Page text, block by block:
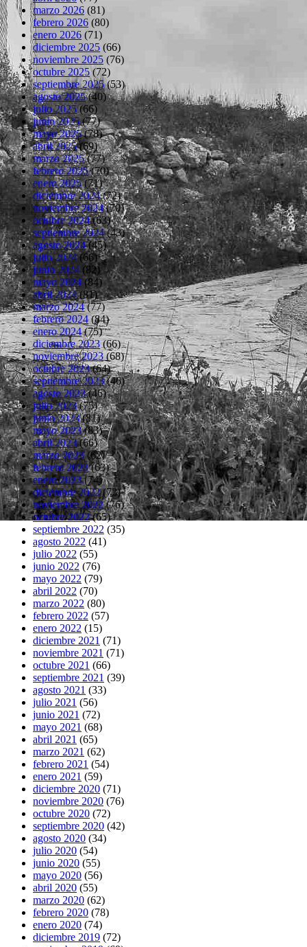
marzo 2026 (81)
febrero 2026 (80)
enero 2026 (71)
diciembre 2025 (66)
noviembre 2025 (76)
octubre 2025(72)
septiembre 2025(53)
agosto 2025(40)
julio 2025(66)
junio 2025(77)
mayo 2025(78)
abril 2025(69)
marzo 2025(77)
febrero 2025(70)
enero 2025(71)
diciembre 2024(72)
noviembre 2024(70)
octubre 2024(63)
septiembre 2024(43)
agosto 2024(45)
julio 2024(66)
junio 2024 (82)
mayo 2024 (84)
abril 2024(81)
marzo 2024(77)
febrero 2024(84)
enero 2024(75)
diciembre 2023(66)
noviembre 2023(68)
octubre 2023(64)
septiembre 2023(46)
agosto 2023(46)
julio 2023(75)
junio 2023(81)
mayo 2023(83)
abril 2023(66)
marzo 2023(62)
febrero 2023(63)
enero 2023(74)
diciembre 2022(73)
noviembre 2022(76)
octubre 2022(65)
septiembre 2022 (35)
agosto 2022 (41)
julio 2022 (55)
junio 2022 (76)
mayo 2022 (79)
abril 2022 (70)
marzo 2022 (80)
febrero 2022 (57)
enero 2022 (15)
diciembre 2021 (71)
noviembre 2021 (71)
octubre 2021 (66)
septiembre 2021 (39)
agosto 2021 (33)
julio 2021 (56)
junio 2021 (72)
mayo 2021 (68)
abril 2021 (65)
marzo 2021 (62)
febrero 2021 (54)
enero 2021 (59)
diciembre 2020 (71)
noviembre 2020 (76)
octubre 2020 (72)
septiembre 2020 (42)
agosto 2020 (34)
julio 2020 (54)
junio 2020 (55)
mayo 2020 (56)
abril 2020 (55)
marzo 2020 (62)
febrero 2020 (78)
enero 2020 (74)
diciembre 2019 (72)